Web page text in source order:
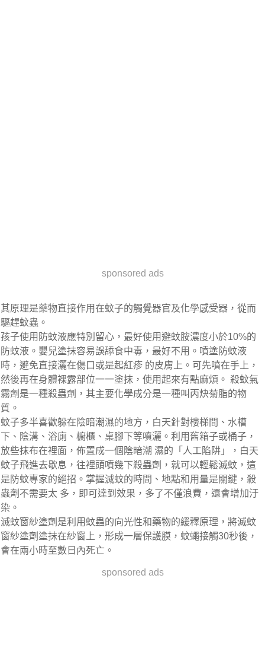
sponsored ads
其原理是藥物直接作用在蚊子的觸覺器官及化學感受器，從而
驅趕蚊蟲。
孩子使用防蚊液應特別留心，最好使用避蚊胺濃度小於10%的
防蚊液。嬰兒塗抹容易誤舔食中毒，最好不用。噴塗防蚊液
時，避免直接灑在傷口或是起紅疹 的皮膚上。可先噴在手上，
然後再在身體裸露部位一一塗抹，使用起來有點麻煩。 殺蚊氣
霧劑是一種殺蟲劑，其主要化學成分是一種叫丙炔菊脂的物
質。
蚊子多半喜歡躲在陰暗潮濕的地方，白天針對樓梯間、水槽
下、陰溝、浴廁、櫥櫃、桌腳下等噴灑。利用舊箱子或桶子，
放些抹布在裡面，佈置成一個陰暗潮 濕的「人工陷阱」，白天
蚊子飛進去歇息，往裡頭噴幾下殺蟲劑，就可以輕鬆滅蚊，這
是防蚊專家的絕招。掌握滅蚊的時間、地點和用量是關鍵，殺
蟲劑不需要太 多，即可達到效果，多了不僅浪費，還會增加汙
染。
滅蚊窗紗塗劑是利用蚊蟲的向光性和藥物的緩釋原理，將滅蚊
窗紗塗劑塗抹在紗窗上，形成一層保護膜，蚊蠅接觸30秒後，
會在兩小時至數日內死亡。
sponsored ads